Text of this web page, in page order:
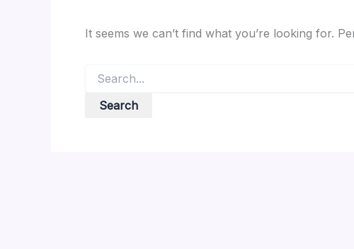
It seems we can’t find what you’re looking for.
for: